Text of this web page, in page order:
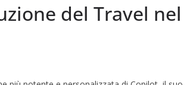
del Travel nel